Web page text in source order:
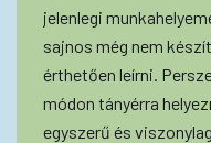
jelenlegi
sajnos még nem
érthetően leírni.
módon tányérra
egyszerű és